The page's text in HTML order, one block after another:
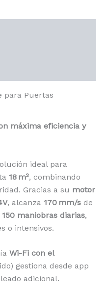
para Puertas
máxima eficiencia y
ideal para
18 m², combinando
Gracias a su motor
, alcanza 170 mm/s de
150 maniobras diarias,
o intensivos.
Wi-Fi con el
gestiona desde app
adicional.